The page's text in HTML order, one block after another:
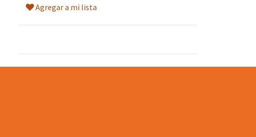
Agregar a mi lista